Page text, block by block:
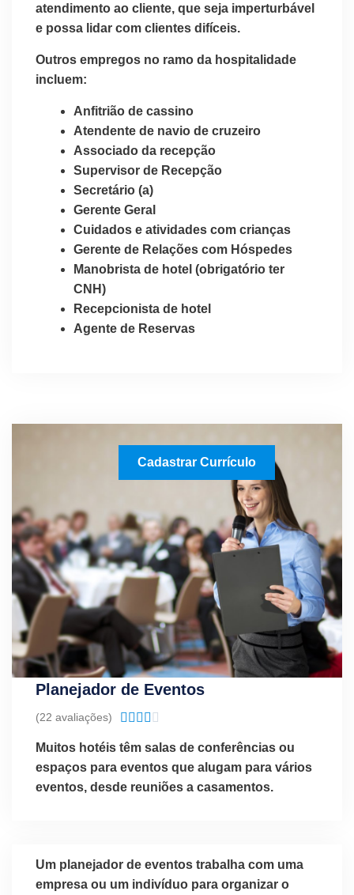
atendimento ao cliente, que seja imperturbável
e possa lidar com clientes difíceis.
Outros empregos no ramo da hospitalidade
incluem:
Anfitrião de cassino
Atendente de navio de cruzeiro
Associado da recepção
Supervisor de Recepção
Secretário (a)
Gerente Geral
Cuidados e atividades com crianças
Gerente de Relações com Hóspedes
Manobrista de hotel (obrigatório ter
CNH)
Recepcionista de hotel
Agente de Reservas
Cadastrar Currículo
Planejador de Eventos
(22 avaliações)     
4.1
de
5
Muitos hotéis têm salas de conferências ou
espaços para eventos que alugam para vários
eventos, desde reuniões a casamentos.
Um planejador de eventos trabalha com uma
empresa ou um indivíduo para organizar o